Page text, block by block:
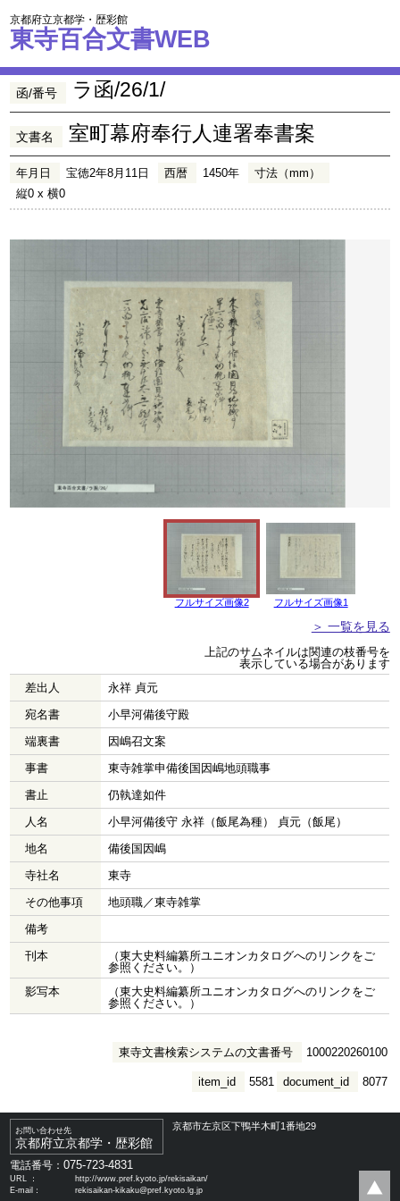
京都府立京都学・歴彩館
東寺百合文書WEB
函/番号 ラ函/26/1/
文書名 室町幕府奉行人連署奉書案
年月日 宝徳2年8月11日 西暦 1450年
寸法（mm）
縦0 x 横0
フルサイズ画像2 フルサイズ画像1
＞ 一覧を見る
上記のサムネイルは関連の枝番号を
表示している場合があります
差出人
永祥 貞元
宛名書
小早河備後守殿
端裏書
因嶋召文案
事書
東寺雑掌申備後国因嶋地頭職事
書止
仍執達如件
人名
小早河備後守 永祥（飯尾為種） 貞元（飯尾）
地名
備後国因嶋
寺社名
東寺
その他事項
地頭職／東寺雑掌
備考
刊本
（東大史料編纂所ユニオンカタログへのリンクをご
参照ください。）
影写本
（東大史料編纂所ユニオンカタログへのリンクをご
参照ください。）
東寺文書検索システムの文書番号 1000220260100
document_id 8077
item_id 5581
お問い合わせ先
京都府立京都学・歴彩館
京都市左京区下鴨半木町1番地29
電話番号：075-723-4831
URL ：
http://www.pref.kyoto.jp/rekisaikan/
E-mail：
rekisaikan-kikaku@pref.kyoto.lg.jp